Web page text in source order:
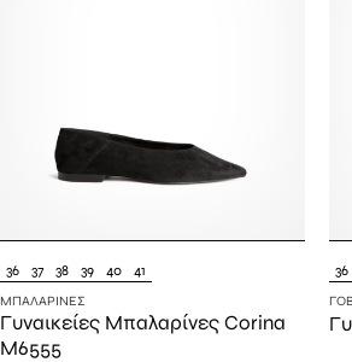
36 37 38 39 40 41
ΜΠΑΛΑΡΊΝΕΣ
Γυναικείες Μπαλαρίνες Corina
M6555
36